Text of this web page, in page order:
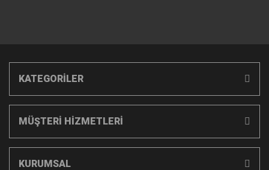
KATEGORİLER
MÜŞTERİ HİZMETLERİ
KURUMSAL